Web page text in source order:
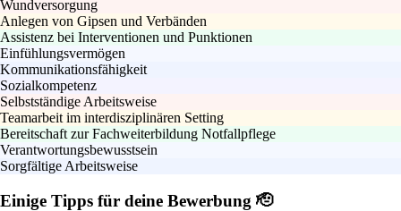
Wundversorgung
Anlegen von Gipsen und Verbänden
Assistenz bei Interventionen und Punktionen
Einfühlungsvermögen
Kommunikationsfähigkeit
Sozialkompetenz
Selbstständige Arbeitsweise
Teamarbeit im interdisziplinären Setting
Bereitschaft zur Fachweiterbildung Notfallpflege
Verantwortungsbewusstsein
Sorgfältige Arbeitsweise
Einige Tipps für deine Bewerbung 🫡